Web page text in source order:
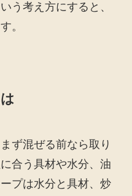
う考え方にすると、
。
ず混ぜる前なら取り
合う具材や水分、油
プは水分と具材、炒